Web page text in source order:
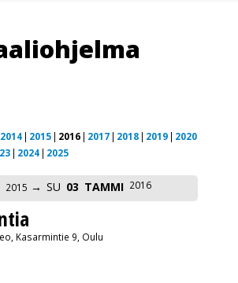
2014 2015 2016 2017 2018 2019
2020
2024 2025
2015 SU 03 TAMMI 2016
Kasarmintie 9, Oulu